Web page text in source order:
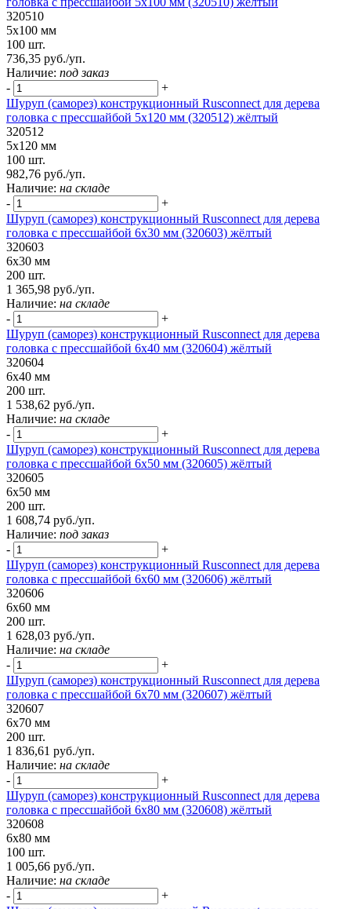
320510
5х100 мм
100 шт.
736,35 руб./уп.
Наличие: под заказ
-
+
Шуруп (саморез) конструкционный Rusconnect для дерева
головка с прессшайбой 5х120 мм (320512) жёлтый
320512
5х120 мм
100 шт.
982,76 руб./уп.
Наличие: на складе
-
+
Шуруп (саморез) конструкционный Rusconnect для дерева
головка с прессшайбой 6х30 мм (320603) жёлтый
320603
6х30 мм
200 шт.
1 365,98 руб./уп.
Наличие: на складе
-
+
Шуруп (саморез) конструкционный Rusconnect для дерева
головка с прессшайбой 6х40 мм (320604) жёлтый
320604
6х40 мм
200 шт.
1 538,62 руб./уп.
Наличие: на складе
-
+
Шуруп (саморез) конструкционный Rusconnect для дерева
головка с прессшайбой 6х50 мм (320605) жёлтый
320605
6х50 мм
200 шт.
1 608,74 руб./уп.
Наличие: под заказ
-
+
Шуруп (саморез) конструкционный Rusconnect для дерева
головка с прессшайбой 6х60 мм (320606) жёлтый
320606
6х60 мм
200 шт.
1 628,03 руб./уп.
Наличие: на складе
-
+
Шуруп (саморез) конструкционный Rusconnect для дерева
головка с прессшайбой 6х70 мм (320607) жёлтый
320607
6х70 мм
200 шт.
1 836,61 руб./уп.
Наличие: на складе
-
+
Шуруп (саморез) конструкционный Rusconnect для дерева
головка с прессшайбой 6х80 мм (320608) жёлтый
320608
6х80 мм
100 шт.
1 005,66 руб./уп.
Наличие: на складе
-
+